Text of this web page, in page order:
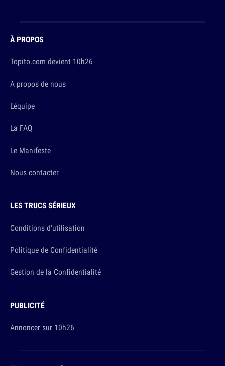
À PROPOS
Topito.com devient 10h26
A propos de nous
L'équipe
La FAQ
Le Manifeste
Nous contacter
LES TRUCS SÉRIEUX
Conditions d'utilisation
Politique de Confidentialité
Gestion de la Confidentialité
PUBLICITÉ
Annoncer sur 10h26